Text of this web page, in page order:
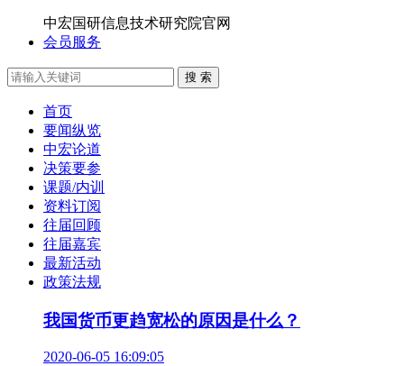
中宏国研信息技术研究院官网
会员服务
搜 索
首页
要闻纵览
中宏论道
决策要参
课题/内训
资料订阅
往届回顾
往届嘉宾
最新活动
政策法规
我国货币更趋宽松的原因是什么？
2020-06-05 16:09:05